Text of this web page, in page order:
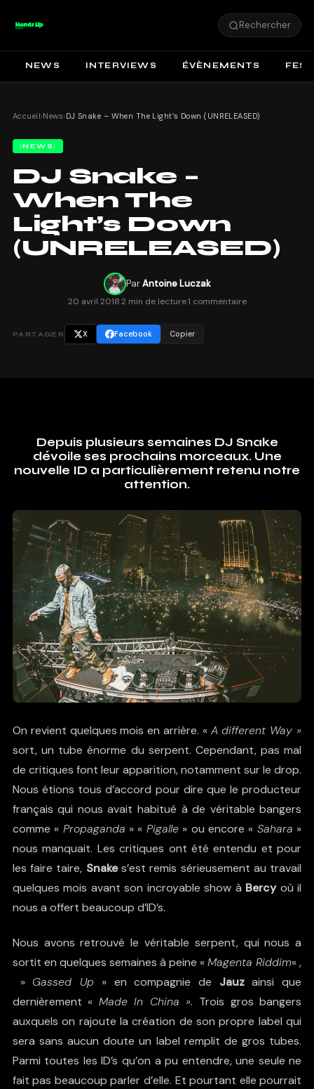
Rechercher
NEWS INTERVIEWS ÉVÈNEMENTS
Accueil›News› DJ Snake – When The Light’s Down (UNRELEASED)
NEWS
DJ Snake –
When The
Light’s Down
(UNRELEASED)
ParAntoine Luczak
20 avril 20182 min de lecture·1 commentaire
PARTAGER X Facebook Copier
Depuis plusieurs semaines DJ Snake
dévoile ses prochains morceaux. Une
nouvelle ID a particulièrement retenu notre
attention.
On revient quelques mois en arrière. « A different Way »
sort, un tube énorme du serpent. Cependant, pas mal
de critiques font leur apparition, notamment sur le drop.
Nous étions tous d’accord pour dire que le producteur
français qui nous avait habitué à de véritable bangers
comme « Propaganda » « Pigalle» ou encore « Sahara »
nous manquait. Les critiques ont été entendu et pour
les faire taire, Snakes’est remis sérieusement au travail
quelques mois avant son incroyable show à Bercyoù il
nous a offert beaucoup d’ID’s.
Nous avons retrouvé le véritable serpent, qui nous a
sortit en quelques semaines à peine «Magenta Riddim« ,
» Gassed Up » en compagnie de Jauzainsi que
dernièrement « Made In China ». Trois gros bangers
auxquels on rajoute la création de son propre label qui
sera sans aucun doute un label remplit de gros tubes.
Parmi toutes les ID’s qu’on a pu entendre, une seule ne
fait pas beaucoup parler d’elle. Et pourtant elle pourrait